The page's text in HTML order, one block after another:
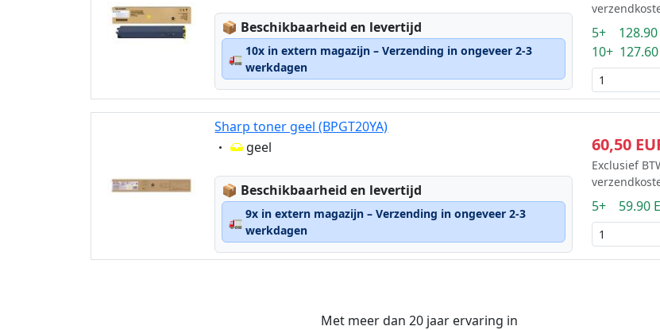
📦 Lagerstatus:
Beschikbaarheid en levertijd
🚛
10x in extern magazijn – Verzending in ongeveer 2-3
werkdagen
5+ 128.90
10+ 127.60
Sharp toner geel (BPGT20YA)
Eigenschaft:
geel
📦 Lagerstatus:
Beschikbaarheid en levertijd
🚛
9x in extern magazijn – Verzending in ongeveer 2-3
werkdagen
60,50
Exclusief
5+ 59.90
Met meer dan 20 jaar ervaring in